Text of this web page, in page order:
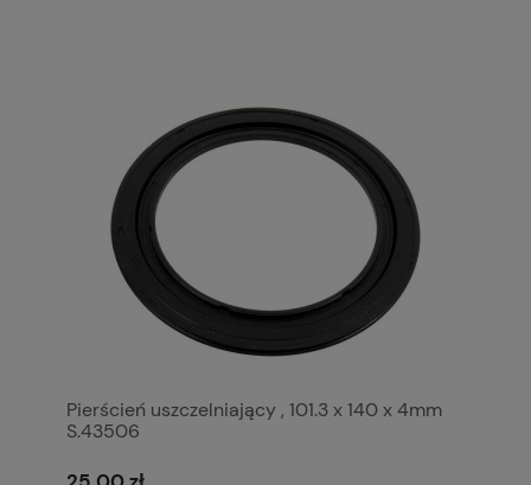
Pierścień uszczelniający , 101.3 x 140 x 4mm
S.43506